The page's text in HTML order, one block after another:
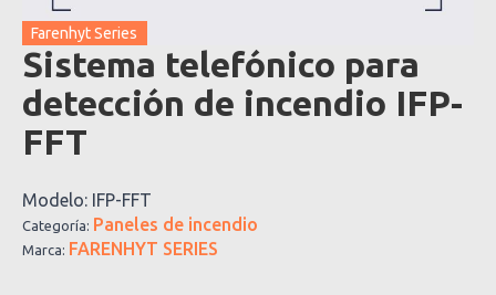
Farenhyt Series
Sistema telefónico para
detección de incendio IFP-
FFT
Modelo: IFP-FFT
Categoría: Paneles de incendio
Marca: FARENHYT SERIES